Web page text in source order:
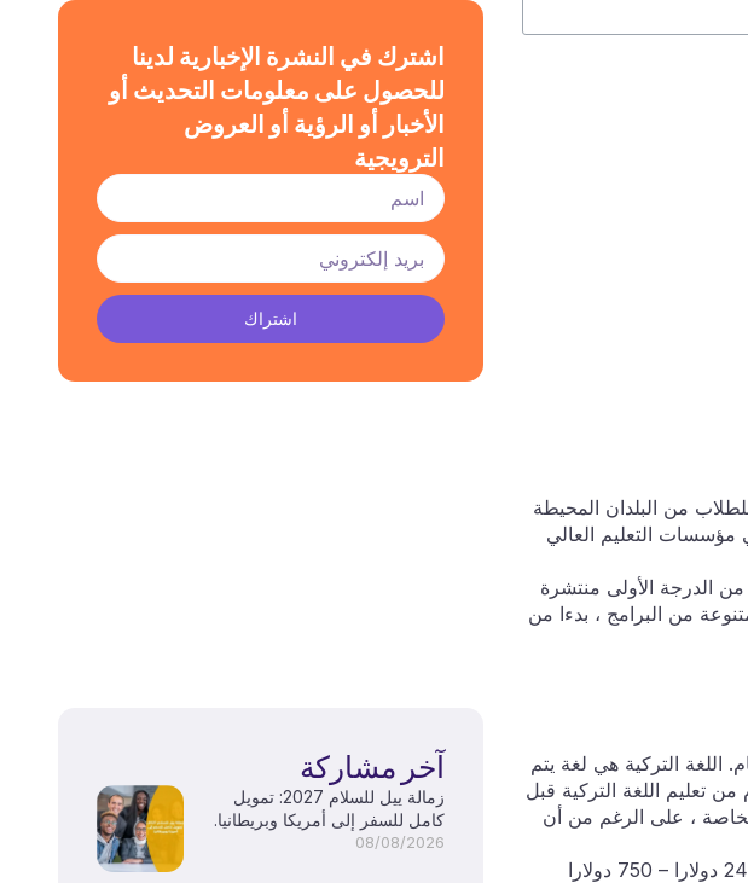
من البلدان المحيطة
108000 طالب دولي يدرسون في مؤسسات التعليم العالي
الدرجة الأولى منتشرة
من البرامج ، بدءا من
مملوكة للقطاع العام. اللغة التركية هي لغة يتم
تعليم اللغة التركية قبل
، على الرغم من أن
في الجامعات الحكومية على وجه الخصوص ، يمكن أن تصل الرسوم الدراسية في تركيا إلى 240 دولارا – 750 دولارا
اشترك في النشرة الإخبارية لدينا
للحصول على معلومات التحديث أو
الأخبار أو الرؤية أو العروض
الترويجية
اشتراك
آخر مشاركة
زمالة ييل للسلام 2027: تمويل
كامل للسفر إلى أمريكا وبريطانيا.
08/08/2026